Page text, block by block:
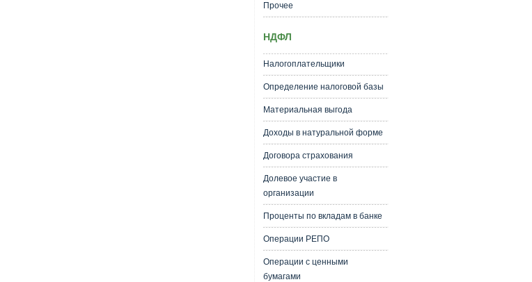
Прочее
НДФЛ
Налогоплательщики
Определение налоговой базы
Материальная выгода
Доходы в натуральной форме
Договора страхования
Долевое участие в
организации
Проценты по вкладам в банке
Операции РЕПО
Операции с ценными
бумагами